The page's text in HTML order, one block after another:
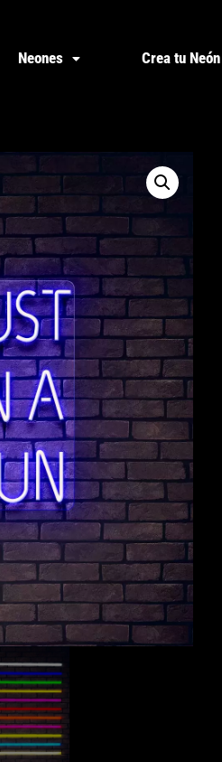
Neones Crea tu Neón